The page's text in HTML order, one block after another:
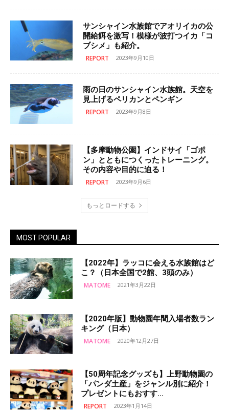
サンシャイン水族館でアオリイカの公
開給餌を激写！模様が波打つイカ「コ
ブシメ」も紹介。
REPORT 2023年9月10日
雨の日のサンシャイン水族館。天空を
見上げるペリカンとペンギン
REPORT 2023年9月8日
【多摩動物公園】インドサイ「ゴポ
ン」とともにつくったトレーニング。
その内容や目的に迫る！
REPORT 2023年9月6日
もっとロードする
MOST POPULAR
【2022年】ラッコに会える水族館はど
こ？（日本全国で2館、3頭のみ）
MATOME 2021年3月22日
【2020年版】動物園年間入場者数ラン
キング（日本）
MATOME 2020年12月27日
【50周年記念グッズも】上野動物園の
「パンダ土産」をジャンル別に紹介！
プレゼントにもおすす...
REPORT 2023年1月14日